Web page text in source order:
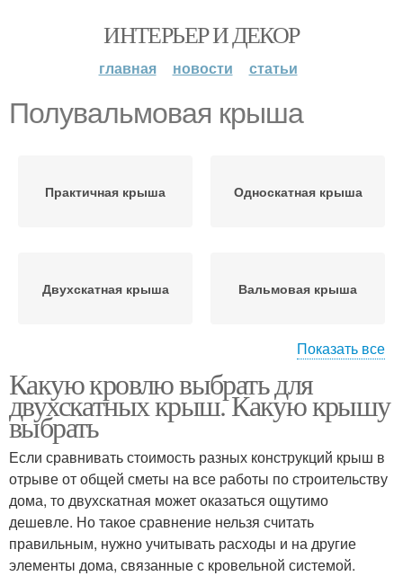
ИНТЕРЬЕР И ДЕКОР
главная новости статьи
Полувальмовая крыша
Практичная крыша Односкатная крыша
Двухскатная крыша Вальмовая крыша
Шатровая крыша Мансардные крыши
Скатные крыши Мансардная крыша
Показать все
Какую кровлю выбрать для
двухскатных крыш. Какую крышу
выбрать
Если сравнивать стоимость разных конструкций крыш в
отрыве от общей сметы на все работы по строительству
дома, то двухскатная может оказаться ощутимо
дешевле. Но такое сравнение нельзя считать
правильным, нужно учитывать расходы и на другие
элементы дома, связанные с кровельной системой.